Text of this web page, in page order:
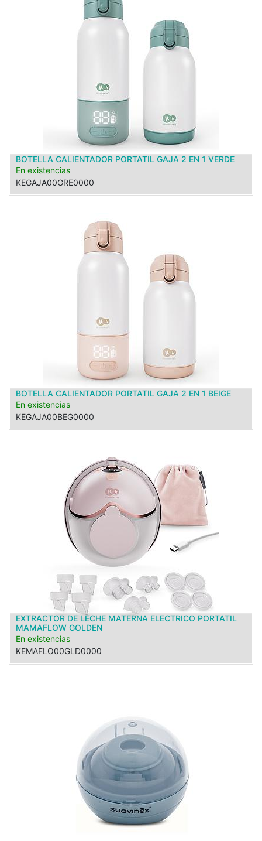
BOTELLA CALIENTADOR PORTATIL GAJA 2 EN 1 VERDE
En existencias
KEGAJA00GRE0000
BOTELLA CALIENTADOR PORTATIL GAJA 2 EN 1 BEIGE
En existencias
KEGAJA00BEG0000
EXTRACTOR DE LECHE MATERNA ELECTRICO PORTATIL
MAMAFLOW GOLDEN
En existencias
KEMAFLO00GLD0000